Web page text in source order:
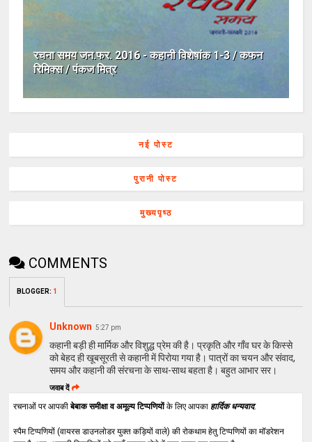
रचना समय जन.फर. 2016 - कहानी विशेषांक 1-3 / कफन
रिमिक्स / पंकज मित्र
नई पोस्ट
पुरानी पोस्ट
मुख्यपृष्ठ
COMMENTS
BLOGGER: 1
Unknown 5:27 pm
कहानी बड़ी ही मार्मिक और विशुद्ध प्रेम की है। प्रकृति और गाँव घर के किस्से
को बेहद ही खूबसूरती से कहानी में पिरोया गया है। पात्रों का चयन और संवाद,
समय और कहानी की संरचना के साथ-साथ बहता है। बहुत आभार सर।
जवाब दें
रचनाओं पर आपकीबेबाक समीक्षा व अमूल्य टिप्पणियोंके लिए आपका हार्दिक धन्यवाद.
स्पैम टिप्पणियों (वायरस डाउनलोडर युक्त कड़ियों वाले) की रोकथाम हेतु टिप्पणियों का मॉडरेशन